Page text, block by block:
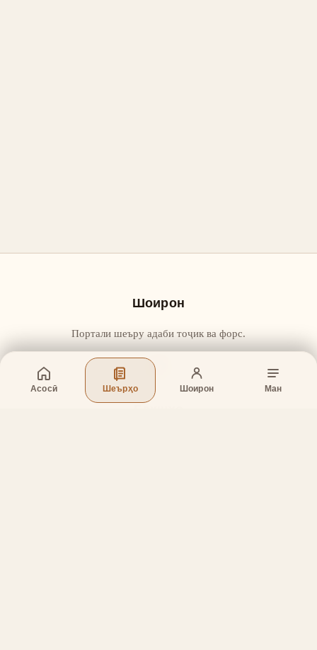
Асосӣ Шеърҳо Шоирон Ман
Шоирон
Портали шеъру адаби тоҷик ва форс.